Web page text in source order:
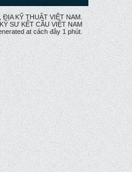
KỸ THUẬT VIỆT NAM.
SƯ KẾT CÂU VIỆT NAM
at cách đây 1 phút.